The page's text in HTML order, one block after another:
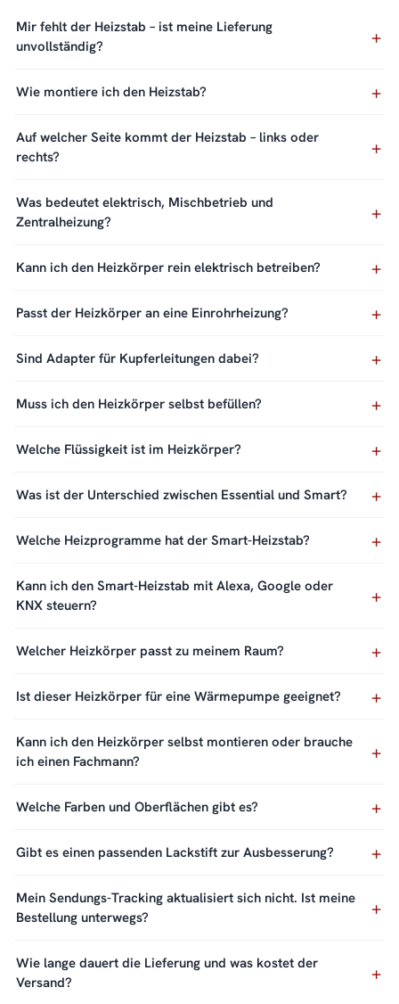
Mir fehlt der Heizstab – ist meine Lieferung
unvollständig?
Wie montiere ich den Heizstab?
Auf welcher Seite kommt der Heizstab – links oder
rechts?
Was bedeutet elektrisch, Mischbetrieb und
Zentralheizung?
Kann ich den Heizkörper rein elektrisch betreiben?
Passt der Heizkörper an eine Einrohrheizung?
Sind Adapter für Kupferleitungen dabei?
Muss ich den Heizkörper selbst befüllen?
Welche Flüssigkeit ist im Heizkörper?
Was ist der Unterschied zwischen Essential und Smart?
Welche Heizprogramme hat der Smart-Heizstab?
Kann ich den Smart-Heizstab mit Alexa, Google oder
KNX steuern?
Welcher Heizkörper passt zu meinem Raum?
Ist dieser Heizkörper für eine Wärmepumpe geeignet?
Kann ich den Heizkörper selbst montieren oder brauche
ich einen Fachmann?
Welche Farben und Oberflächen gibt es?
Gibt es einen passenden Lackstift zur Ausbesserung?
Mein Sendungs-Tracking aktualisiert sich nicht. Ist meine
Bestellung unterwegs?
Wie lange dauert die Lieferung und was kostet der
Versand?